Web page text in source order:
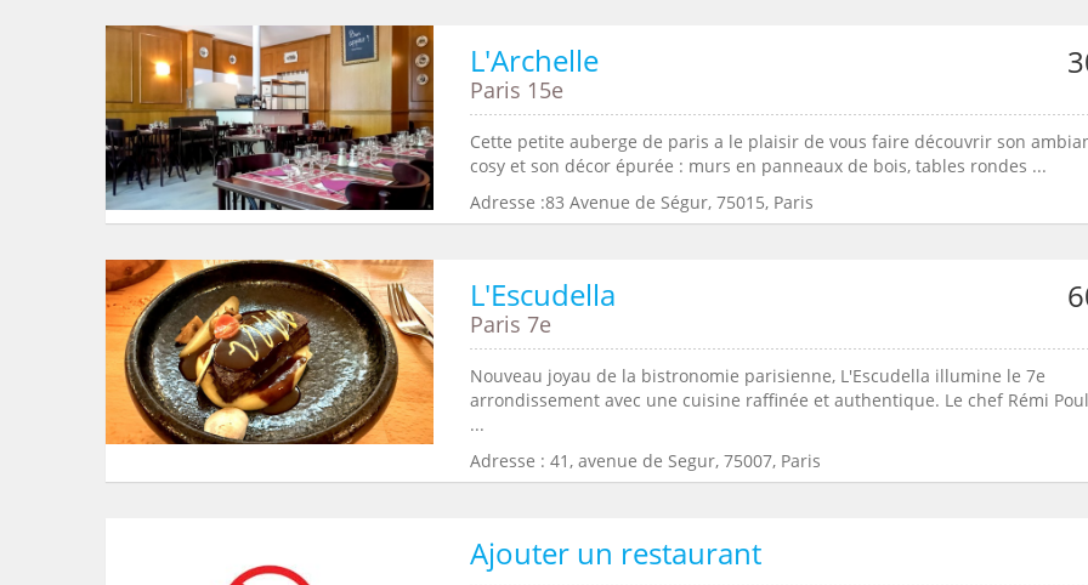
L'Archelle
Paris 15e
Cette petite auberge de paris a le plaisir de vous faire découvrir son
cosy et son décor épurée : murs en panneaux de bois, tables rondes ...
Adresse :83 Avenue de Ségur, 75015, Paris
L'Escudella
Paris 7e
Nouveau joyau de la bistronomie parisienne, L'Escudella illumine le 7e
arrondissement avec une cuisine raffinée et authentique. Le chef Rémi
...
Adresse : 41, avenue de Segur, 75007, Paris
Ajouter un restaurant